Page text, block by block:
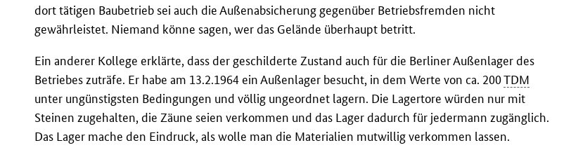
dort tätigen Baubetrieb sei auch die Außenabsicherung gegenüber Betriebsfremden nicht
gewährleistet. Niemand könne sagen, wer das Gelände überhaupt betritt.
Ein anderer Kollege erklärte, dass der geschilderte Zustand auch für die Berliner Außenlager des
Betriebes zuträfe. Er habe am 13.2.1964 ein Außenlager besucht, in dem Werte von ca. 200TDM
unter ungünstigsten Bedingungen und völlig ungeordnet lagern. Die Lagertore würden nur mit
Steinen zugehalten, die Zäune seien verkommen und das Lager dadurch für jedermann zugänglich.
Das Lager mache den Eindruck, als wolle man die Materialien mutwillig verkommen lassen.